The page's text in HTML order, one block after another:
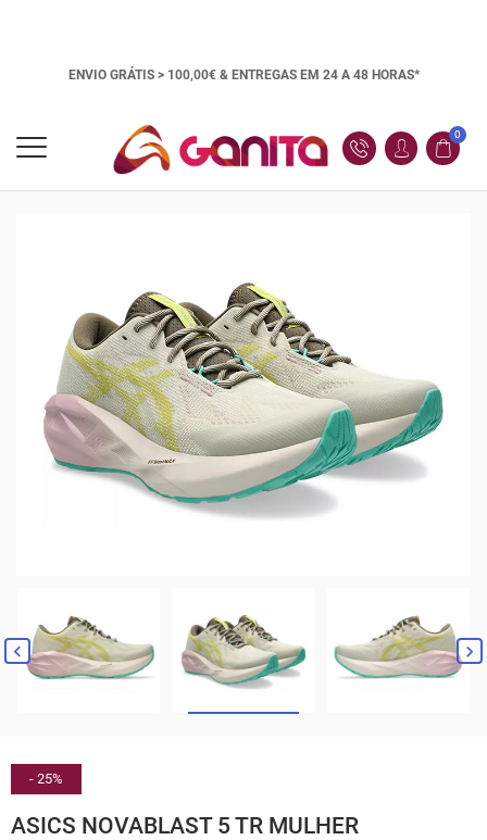
ENVIO GRÁTIS > 100,00€ & ENTREGAS EM 24 A 48 HORAS*
0
 
- 25%
ASICS NOVABLAST 5 TR MULHER